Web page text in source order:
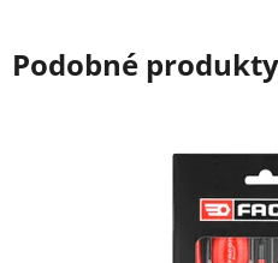
Podobné produkty